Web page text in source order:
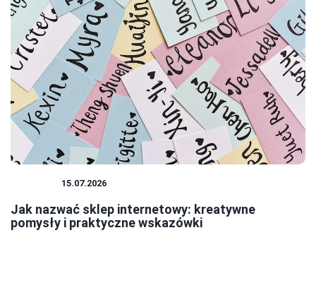
15.07.2026
Jak nazwać sklep internetowy: kreatywne
pomysły i praktyczne wskazówki